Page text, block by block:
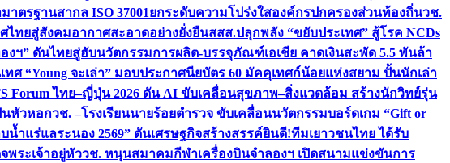
ตรฐานสากล ISO 37001ยกระดับความโปร่งใสองค์กรปกครองส่วนท้องถิ่นวช.
ไทยสู่สังคมอากาศสะอาดอย่างยั่งยืนสสส.ปลุกพลัง “ขยับประเทศ” สู้โรค NCDs
องฯ” ดันไทยสู่ฮับนวัตกรรมการผลิต-บรรจุภัณฑ์เอเชีย คาดเงินสะพัด 5.5 พันล้า
“Young จะเล่า” มอบประกาศนียบัตร 60 มัคคุเทศก์น้อยแห่งสยาม ปั้นนักเล่า
Forum ไทย–ญี่ปุ่น 2026 ดัน AI ขับเคลื่อนสุขภาพ–สิ่งแวดล้อม สร้างนักวิทย์รุ่น
นหัวหอกวช. –โรงเรียนนายร้อยตำรวจ ขับเคลื่อนนวัตกรรมบอร์ดเกม “Gift or
ำแร่แลระนอง 2569” ดันเศรษฐกิจสร้างสรรค์ยินดี!ทีมเยาวชนไทย ได้รับ
พระเจ้าอยู่หัววช. หนุนสมาคมกีฬาเครื่องบินจำลองฯ เปิดสนามแข่งขันการ